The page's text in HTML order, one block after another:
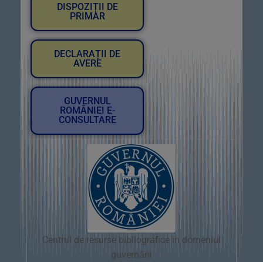
DISPOZIȚII DE
PRIMAR
DECLARAȚII DE
AVERE
GUVERNUL
ROMÂNIEI E-
CONSULTARE
Centrul de resurse bibliografice în domeniul
guvernării